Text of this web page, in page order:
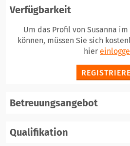
Verfügbarkeit
Um das Profil von Susanna
können, müssen Sie sich
hier
Betreuungsangebot
Qualifikation